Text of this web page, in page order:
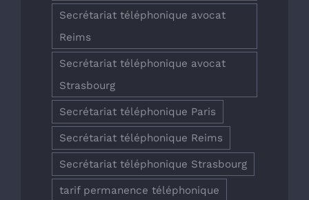
Secrétariat téléphonique avocat
Reims
Secrétariat téléphonique avocat
Strasbourg
Secrétariat téléphonique Paris
Secrétariat téléphonique Reims
Secrétariat téléphonique Strasbourg
tarif permanence téléphonique